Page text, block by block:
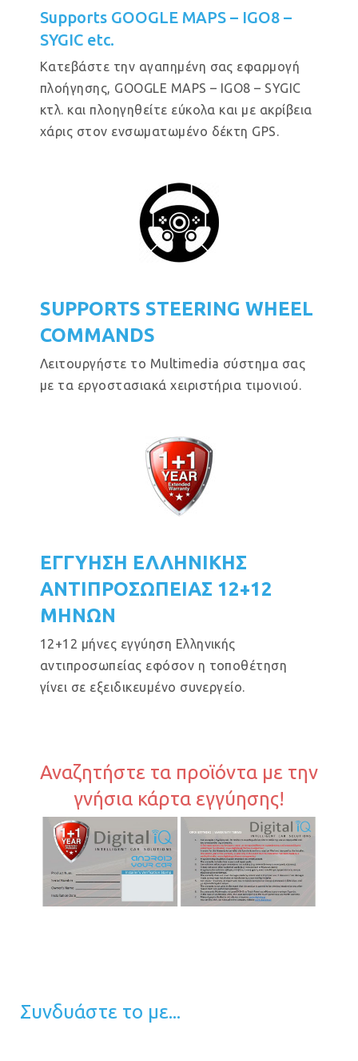
Supports GOOGLE MAPS – IGO8 –
SYGIC etc.
Κατεβάστε την αγαπημένη σας εφαρμογή
πλοήγησης, GOOGLE MAPS – IGO8 – SYGIC
κτλ. και πλοηγηθείτε εύκολα και με ακρίβεια
χάρις στον ενσωματωμένο δέκτη GPS.
SUPPORTS STEERING WHEEL
COMMANDS
Λειτουργήστε το Multimedia σύστημα σας
με τα εργοστασιακά χειριστήρια τιμονιού.
ΕΓΓΥΗΣΗ ΕΛΛΗΝΙΚΗΣ
ΑΝΤΙΠΡΟΣΩΠΕΙΑΣ 12+12
ΜΗΝΩΝ
12+12 μήνες εγγύηση Ελληνικής
αντιπροσωπείας εφόσον η τοποθέτηση
γίνει σε εξειδικευμένο συνεργείο.
Αναζητήστε τα προϊόντα με την
γνήσια κάρτα εγγύησης!
Συνδυάστε το με...